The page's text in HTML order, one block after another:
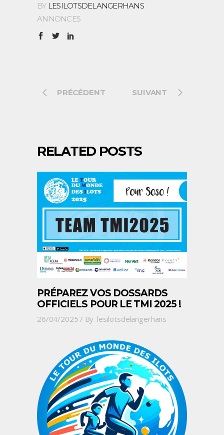
BY LESILOTSDELANGERHANS
ANNONCES
PRÉCÉDENT SUIVANT
RELATED POSTS
PRÉPAREZ VOS DOSSARDS
OFFICIELS POUR LE TMI 2025 !
26/04/2025 By lesilotsdelangerhans